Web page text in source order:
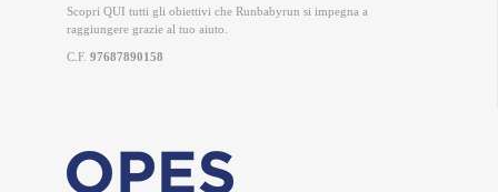
Scopri QUI tutti gli obiettivi che Runbabyrun si impegna a
raggiungere grazie al tuo aiuto.
C.F. 97687890158